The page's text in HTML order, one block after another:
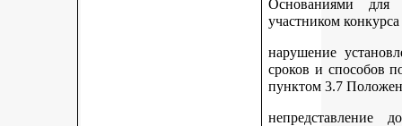
Основаниями для
участником
нарушение
сроков и способов
пунктом 3.7
непредставление